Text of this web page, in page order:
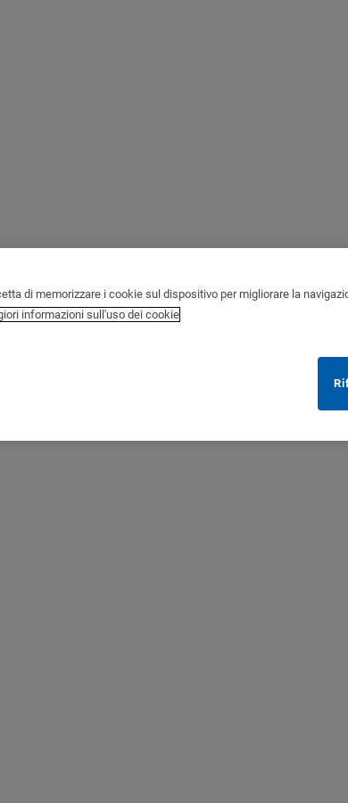
di memorizzare i cookie sul dispositivo per migliorare la
informazioni sull'uso dei cookie